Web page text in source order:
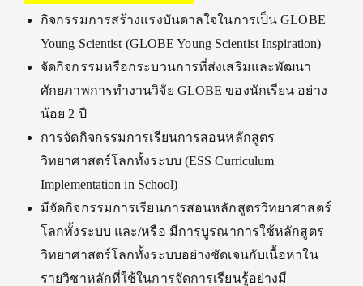
กิจกรรมการสร้างแรงบันดาลใจในการเป็น GLOBE
Young Scientist (GLOBE Young Scientist Inspiration)
จัดกิจกรรมหรือกระบวนการที่ส่งเสริมและพัฒนา
ศักยภาพการทำงานวิจัย GLOBE ของนักเรียน อย่าง
น้อย 2 ปี
การจัดกิจกรรมการเรียนการสอนหลักสูตร
วิทยาศาสตร์โลกทั้งระบบ (ESS Curriculum
Implementation in School)
มีจัดกิจกรรมการเรียนการสอนหลักสูตรวิทยาศาสตร์
โลกทั้งระบบ และ/หรือ มีการบูรณาการใช้หลักสูตร
วิทยาศาสตร์โลกทั้งระบบอย่างชัดเจนกับเนื้อหาใน
รายวิชาหลักที่ใช้ในการจัดการเรียนรู้อย่างมี